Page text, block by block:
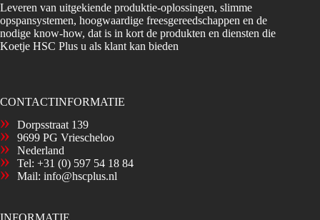
Leveren van uitgekiende produktie-oplossingen, slimme
opspansystemen, hoogwaardige freesgereedschappen en de
nodige know-how, dat is in kort de produkten en diensten die
Koetje HSC Plus u als klant kan bieden
CONTACTINFORMATIE
Dorpsstraat 139
9699 PG Vriescheloo
Nederland
Tel: +31 (0) 597 54 18 84
Mail: info@hscplus.nl